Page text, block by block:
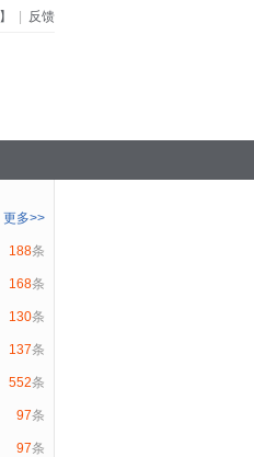
】 反馈
更多>>
188条
168条
130条
137条
552条
97条
97条